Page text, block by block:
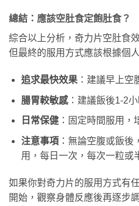
總結：應該空肚食定飽肚食？
綜合以上分析，奇力片空肚食
但最終的服用方式應該根據個
追求最快效果：建議早上空
腸胃較敏感：建議飯後1-2
日常保健：固定時間服用，
注意事項：無論空腹或飯後
用，每日一次，每次一粒或
如果你對奇力片的服用方式有
開始，觀察身體反應後再逐步